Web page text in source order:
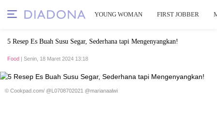
YOUNG WOMAN FIRST JOBBER
5 Resep Es Buah Susu Segar, Sederhana tapi Mengenyangkan!
Food | Senin, 18 Maret 2024 13:18
© Cookpad.com/ @L0708702021 @marianaalwi